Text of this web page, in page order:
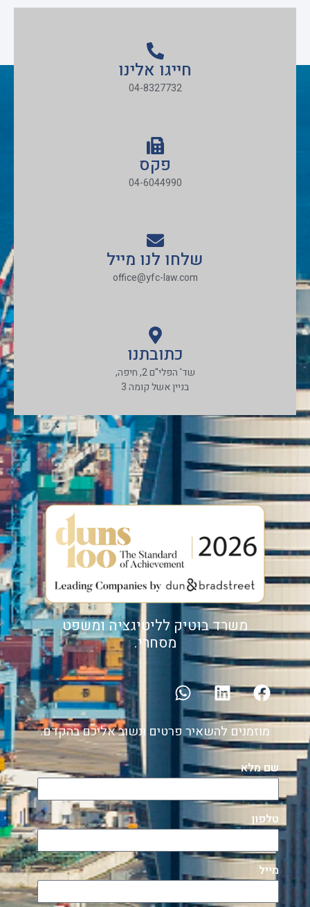
חייגו אלינו
04-8327732
פקס
04-6044990
שלחו לנו מייל
office@yfc-law.com
כתובתנו
שד' הפלי"ם 2, חיפה,
בניין אשל קומה 3
משרד בוטיק לליטיגציה ומשפט
מסחרי.
מוזמנים להשאיר פרטים ונשוב אליכם בהקדם.
שם מלא
טלפון
מייל